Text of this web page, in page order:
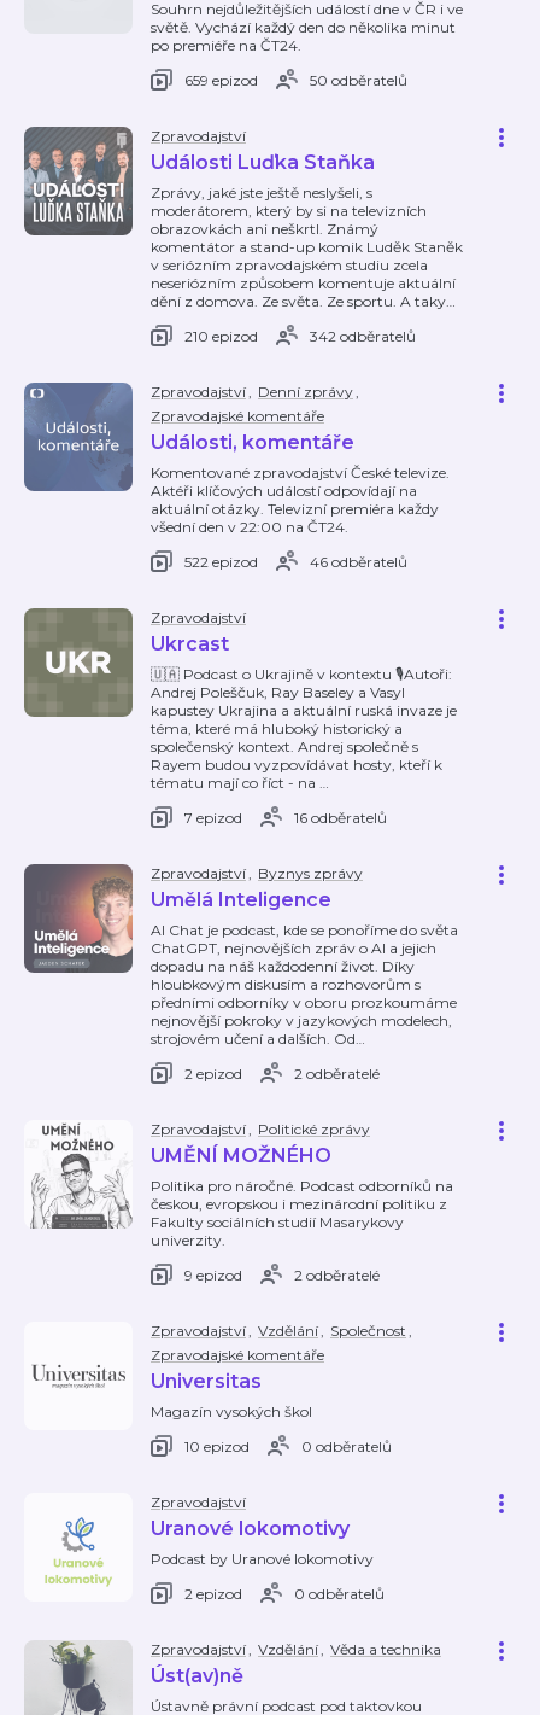
Souhrn nejdůležitějších událostí dne v ČR i ve
světě. Vychází každý den do několika minut
po premiéře na ČT24.
659 epizod
50 odběratelů
Zpravodajství
Události Luďka Staňka
Zprávy, jaké jste ještě neslyšeli, s
moderátorem, který by si na televizních
obrazovkách ani neškrtl. Známý
komentátor a stand-up komik Luděk Staněk
v seriózním zpravodajském studiu zcela
neseriózním způsobem komentuje aktuální
dění z domova. Ze světa. Ze sportu. A taky…
210 epizod
342 odběratelů
Zpravodajství, Denní zprávy,
Zpravodajské komentáře
Události, komentáře
Komentované zpravodajství České televize.
Aktéři klíčových událostí odpovídají na
aktuální otázky. Televizní premiéra každy
všední den v 22:00 na ČT24.
522 epizod
46 odběratelů
Zpravodajství
Ukrcast
🇺🇦 Podcast o Ukrajině v kontextu 🎙️Autoři:
Andrej Poleščuk, Ray Baseley a Vasyl
kapustey Ukrajina a aktuální ruská invaze je
téma, které má hluboký historický a
společenský kontext. Andrej společně s
Rayem budou vyzpovídávat hosty, kteří k
tématu mají co říct - na …
7 epizod
16 odběratelů
Zpravodajství, Byznys zprávy
Umělá Inteligence
AI Chat je podcast, kde se ponoříme do světa
ChatGPT, nejnovějších zpráv o AI a jejich
dopadu na náš každodenní život. Díky
hloubkovým diskusím a rozhovorům s
předními odborníky v oboru prozkoumáme
nejnovější pokroky v jazykových modelech,
strojovém učení a dalších. Od…
2 epizod
2 odběratelé
Zpravodajství, Politické zprávy
UMĚNÍ MOŽNÉHO
Politika pro náročné. Podcast odborníků na
českou, evropskou i mezinárodní politiku z
Fakulty sociálních studií Masarykovy
univerzity.
9 epizod
2 odběratelé
Zpravodajství, Vzdělání, Společnost ,
Zpravodajské komentáře
Universitas
Magazín vysokých škol
10 epizod
0 odběratelů
Zpravodajství
Uranové lokomotivy
Podcast by Uranové lokomotivy
2 epizod
0 odběratelů
Zpravodajství, Vzdělání, Věda a technika
Úst(av)ně
Ústavně právní podcast pod taktovkou